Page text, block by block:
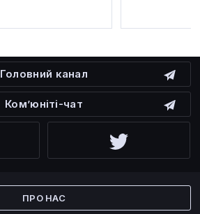
Головний канал
Ком’юніті-чат
ПРО НАС